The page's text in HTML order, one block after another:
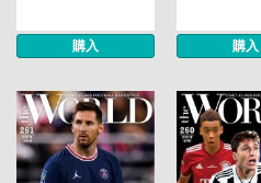
購入 購入